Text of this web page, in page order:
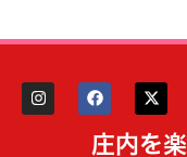
庄内を